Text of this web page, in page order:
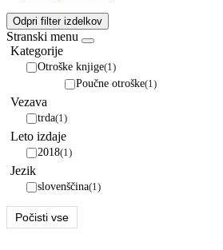
Odpri filter izdelkov
Stranski menu
Kategorije
Otroške knjige(1)
Poučne otroške(1)
Vezava
trda(1)
Leto izdaje
2018(1)
Jezik
slovenščina(1)
Počisti vse